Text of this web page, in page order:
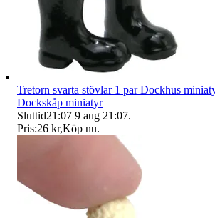
Tretorn svarta stövlar 1 par Dockhus
Dockskåp miniatyr
Sluttid21:07 9 aug 21:07.
Pris:26 kr,Köp nu.